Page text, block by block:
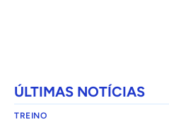
ÚLTIMAS NOTÍCIAS
TREINO